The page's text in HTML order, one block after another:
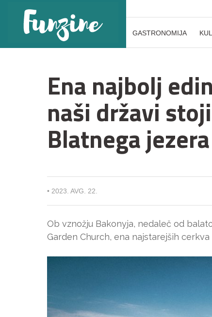
GASTRONOMIJA
Ena najbolj
naši državi
Blatnega jezera
• 2023. AVG. 22.
Ob vznožju Bakonyja, nedaleč od
Garden Church, ena najstarejših cerkva